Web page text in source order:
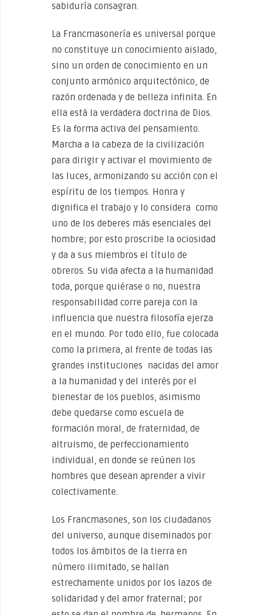
sabiduría consagran.
La Francmasonería es universal porque
no constituye un conocimiento aislado,
sino un orden de conocimiento en un
conjunto armónico arquitectónico, de
razón ordenada y de belleza infinita. En
ella está la verdadera doctrina de Dios.
Es la forma activa del pensamiento.
Marcha a la cabeza de la civilización
para dirigir y activar el movimiento de
las luces, armonizando su acción con el
espíritu de los tiempos. Honra y
dignifica el trabajo y lo considera como
uno de los deberes más esenciales del
hombre; por esto proscribe la ociosidad
y da a sus miembros el título de
obreros. Su vida afecta a la humanidad
toda, porque quiérase o no, nuestra
responsabilidad corre pareja con la
influencia que nuestra filosofía ejerza
en el mundo. Por todo ello, fue colocada
como la primera, al frente de todas las
grandes instituciones nacidas del amor
a la humanidad y del interés por el
bienestar de los pueblos, asimismo
debe quedarse como escuela de
formación moral, de fraternidad, de
altruismo, de perfeccionamiento
individual, en donde se reúnen los
hombres que desean aprender a vivir
colectivamente.
Los Francmasones, son los ciudadanos
del universo, aunque diseminados por
todos los ámbitos de la tierra en
número ilimitado, se hallan
estrechamente unidos por los lazos de
solidaridad y del amor fraternal; por